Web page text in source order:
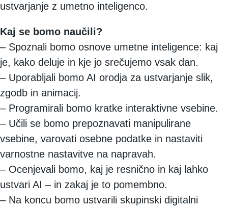
ustvarjanje z umetno inteligenco.
Kaj se bomo naučili?
– Spoznali bomo osnove umetne inteligence: kaj
je, kako deluje in kje jo srečujemo vsak dan.
– Uporabljali bomo AI orodja za ustvarjanje slik,
zgodb in animacij.
– Programirali bomo kratke interaktivne vsebine.
– Učili se bomo prepoznavati manipulirane
vsebine, varovati osebne podatke in nastaviti
varnostne nastavitve na napravah.
– Ocenjevali bomo, kaj je resnično in kaj lahko
ustvari AI – in zakaj je to pomembno.
– Na koncu bomo ustvarili skupinski digitalni